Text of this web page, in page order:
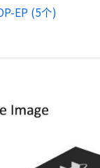
EP (5个)